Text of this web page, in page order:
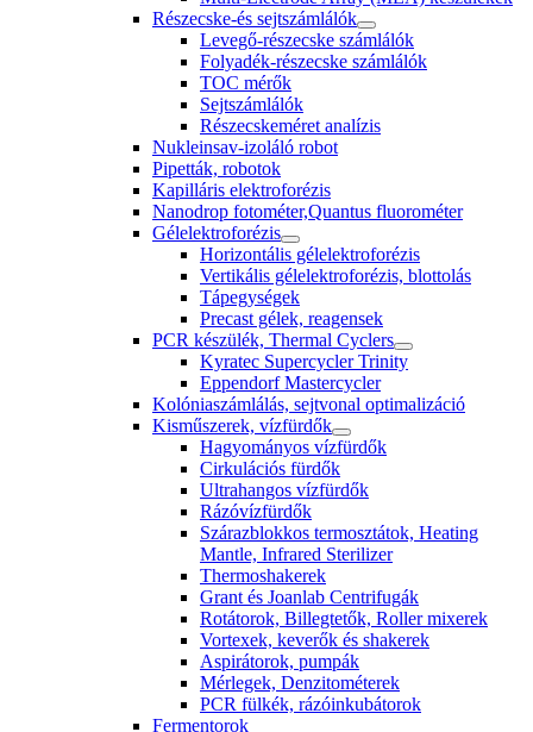
Részecske-és sejtszámlálók
Levegő-részecske számlálók
Folyadék-részecske számlálók
TOC mérők
Sejtszámlálók
Részecskeméret analízis
Nukleinsav-izoláló robot
Pipetták, robotok
Kapilláris elektroforézis
Nanodrop fotométer,Quantus fluorométer
Gélelektroforézis
Horizontális gélelektroforézis
Vertikális gélelektroforézis, blottolás
Tápegységek
Precast gélek, reagensek
PCR készülék, Thermal Cyclers
Kyratec Supercycler Trinity
Eppendorf Mastercycler
Kolóniaszámlálás, sejtvonal optimalizáció
Kisműszerek, vízfürdők
Hagyományos vízfürdők
Cirkulációs fürdők
Ultrahangos vízfürdők
Rázóvízfürdők
Szárazblokkos termosztátok, Heating
Mantle, Infrared Sterilizer
Thermoshakerek
Grant és Joanlab Centrifugák
Rotátorok, Billegtetők, Roller mixerek
Vortexek, keverők és shakerek
Aspirátorok, pumpák
Mérlegek, Denzitométerek
PCR fülkék, rázóinkubátorok
Fermentorok